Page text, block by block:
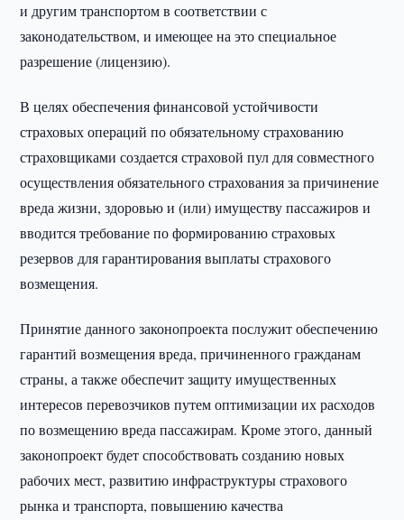
и другим транспортом в соответствии с
законодательством, и имеющее на это специальное
разрешение (лицензию).
В целях обеспечения финансовой устойчивости
страховых операций по обязательному страхованию
страховщиками создается страховой пул для совместного
осуществления обязательного страхования за причинение
вреда жизни, здоровью и (или) имуществу пассажиров и
вводится требование по формированию страховых
резервов для гарантирования выплаты страхового
возмещения.
Принятие данного законопроекта послужит обеспечению
гарантий возмещения вреда, причиненного гражданам
страны, а также обеспечит защиту имущественных
интересов перевозчиков путем оптимизации их расходов
по возмещению вреда пассажирам. Кроме этого, данный
законопроект будет способствовать созданию новых
рабочих мест, развитию инфраструктуры страхового
рынка и транспорта, повышению качества